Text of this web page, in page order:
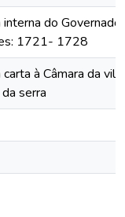
interna do
1721- 1728
à Câmara da
serra